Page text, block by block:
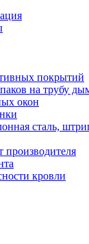
покрытий
на трубу
окон
сталь,
кровли